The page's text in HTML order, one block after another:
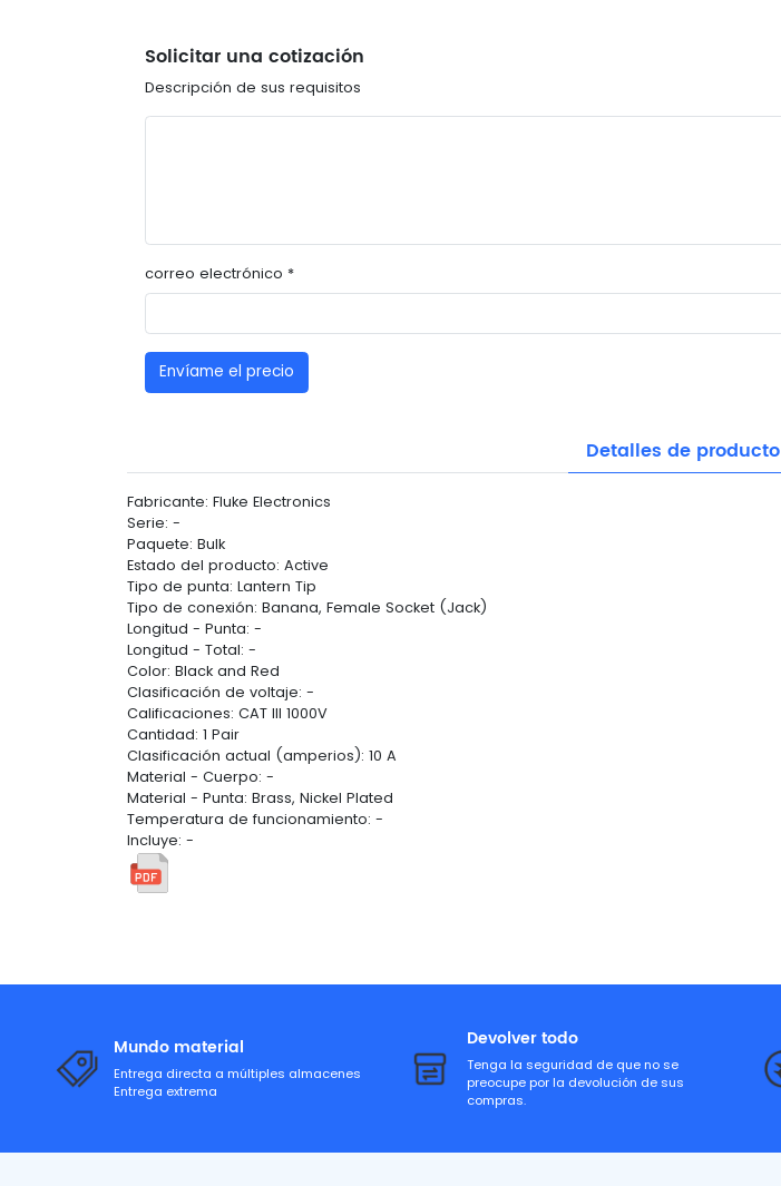
Solicitar una cotización
Descripción de sus requisitos
correo electrónico *
Envíame el precio
Detalles de producto
Fabricante: Fluke Electronics
Serie: -
Paquete: Bulk
Estado del producto: Active
Tipo de punta: Lantern Tip
Tipo de conexión: Banana, Female Socket (Jack)
Longitud - Punta: -
Longitud - Total: -
Color: Black and Red
Clasificación de voltaje: -
Calificaciones: CAT III 1000V
Cantidad: 1 Pair
Clasificación actual (amperios): 10 A
Material - Cuerpo: -
Material - Punta: Brass, Nickel Plated
Temperatura de funcionamiento: -
Incluye: -
Mundo material
Entrega directa a múltiples almacenes
Entrega extrema
Devolver todo
Tenga la seguridad de que no se
preocupe por la devolución de sus
compras.